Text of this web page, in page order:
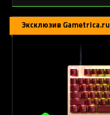
Эксклюзив Gametrica.ru